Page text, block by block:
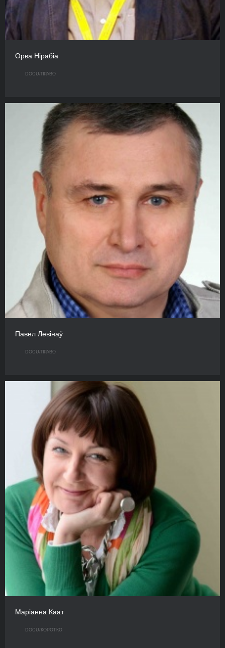
Орва Нірабіа
DOCU/ПРАВО
Павел Левінаў
DOCU/ПРАВО
Маріанна Каат
DOCU/КOРОТКО